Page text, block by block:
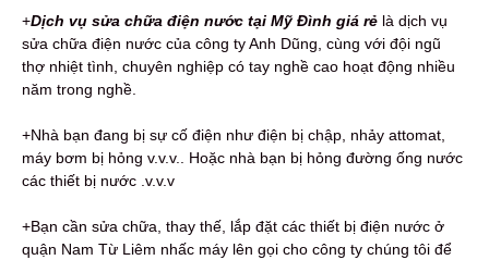
+Dịch vụ sửa chữa điện nước tại Mỹ Đình giá rẻ là dịch vụ
sửa chữa điện nước của công ty Anh Dũng, cùng với đội ngũ
thợ nhiệt tình, chuyên nghiệp có tay nghề cao hoạt động nhiều
năm trong nghề.
+Nhà bạn đang bị sự cố điện như điện bị chập, nhảy attomat,
máy bơm bị hỏng v.v.v.. Hoặc nhà bạn bị hỏng đường ống nước
các thiết bị nước .v.v.v
+Bạn cần sửa chữa, thay thế, lắp đặt các thiết bị điện nước ở
quận Nam Từ Liêm nhấc máy lên gọi cho công ty chúng tôi để